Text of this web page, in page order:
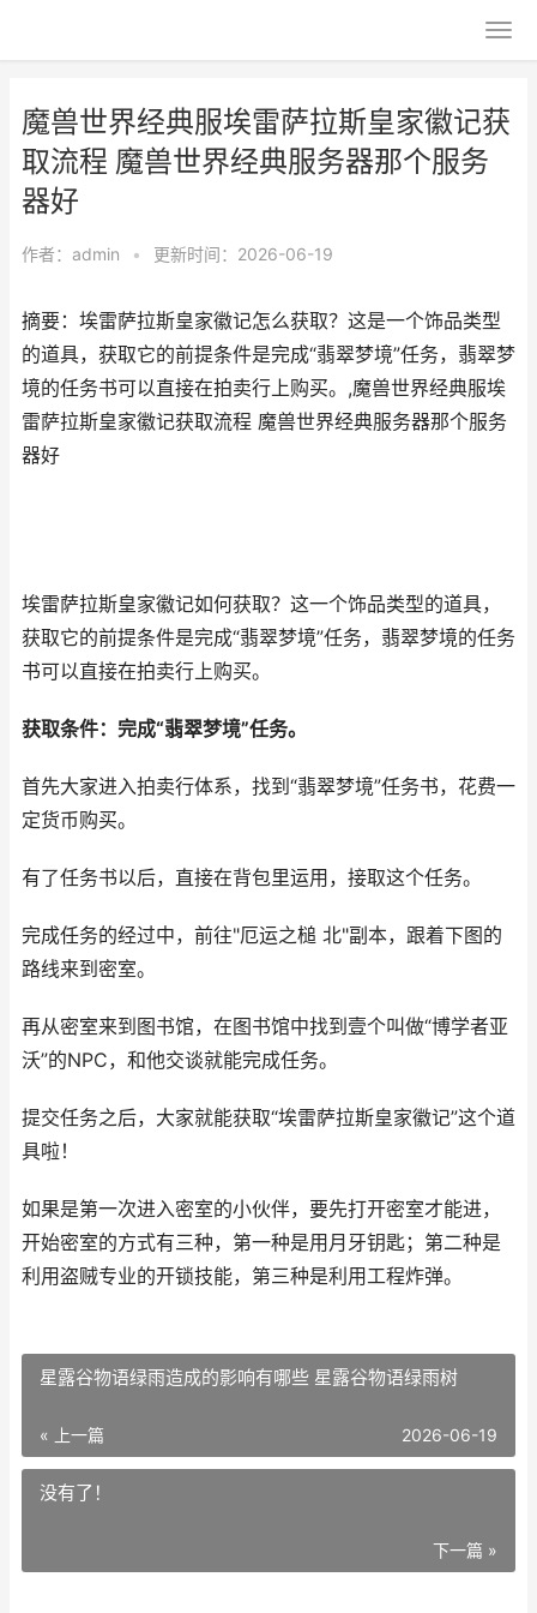
魔兽世界经典服埃雷萨拉斯皇家徽记获
取流程 魔兽世界经典服务器那个服务
器好
作者： admin • 更新时间：2026-06-19
摘要：埃雷萨拉斯皇家徽记怎么获取？这是一个饰品类型
的道具，获取它的前提条件是完成“翡翠梦境”任务，翡翠梦
境的任务书可以直接在拍卖行上购买。,魔兽世界经典服埃
雷萨拉斯皇家徽记获取流程 魔兽世界经典服务器那个服务
器好
埃雷萨拉斯皇家徽记如何获取？这一个饰品类型的道具，
获取它的前提条件是完成“翡翠梦境”任务，翡翠梦境的任务
书可以直接在拍卖行上购买。
获取条件：完成“翡翠梦境”任务。
首先大家进入拍卖行体系，找到“翡翠梦境”任务书，花费一
定货币购买。
有了任务书以后，直接在背包里运用，接取这个任务。
完成任务的经过中，前往"厄运之槌 北"副本，跟着下图的
路线来到密室。
再从密室来到图书馆，在图书馆中找到壹个叫做“博学者亚
沃”的NPC，和他交谈就能完成任务。
提交任务之后，大家就能获取“埃雷萨拉斯皇家徽记”这个道
具啦！
如果是第一次进入密室的小伙伴，要先打开密室才能进，
开始密室的方式有三种，第一种是用月牙钥匙；第二种是
利用盗贼专业的开锁技能，第三种是利用工程炸弹。
星露谷物语绿雨造成的影响有哪些 星露谷物语绿雨树
« 上一篇 2026-06-19
没有了！
下一篇 »